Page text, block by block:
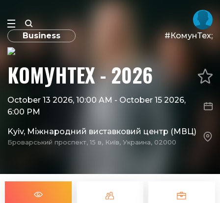
Business #КомунТех;
КОМУНТЕХ - 2026
October 13 2026, 10:00 AM - October 15 2026,
6:00 PM
Kyiv, Міжнародний виставковий центр (МВЦ)
Броварський проспект, 15 в, Київ, Украина, 02000